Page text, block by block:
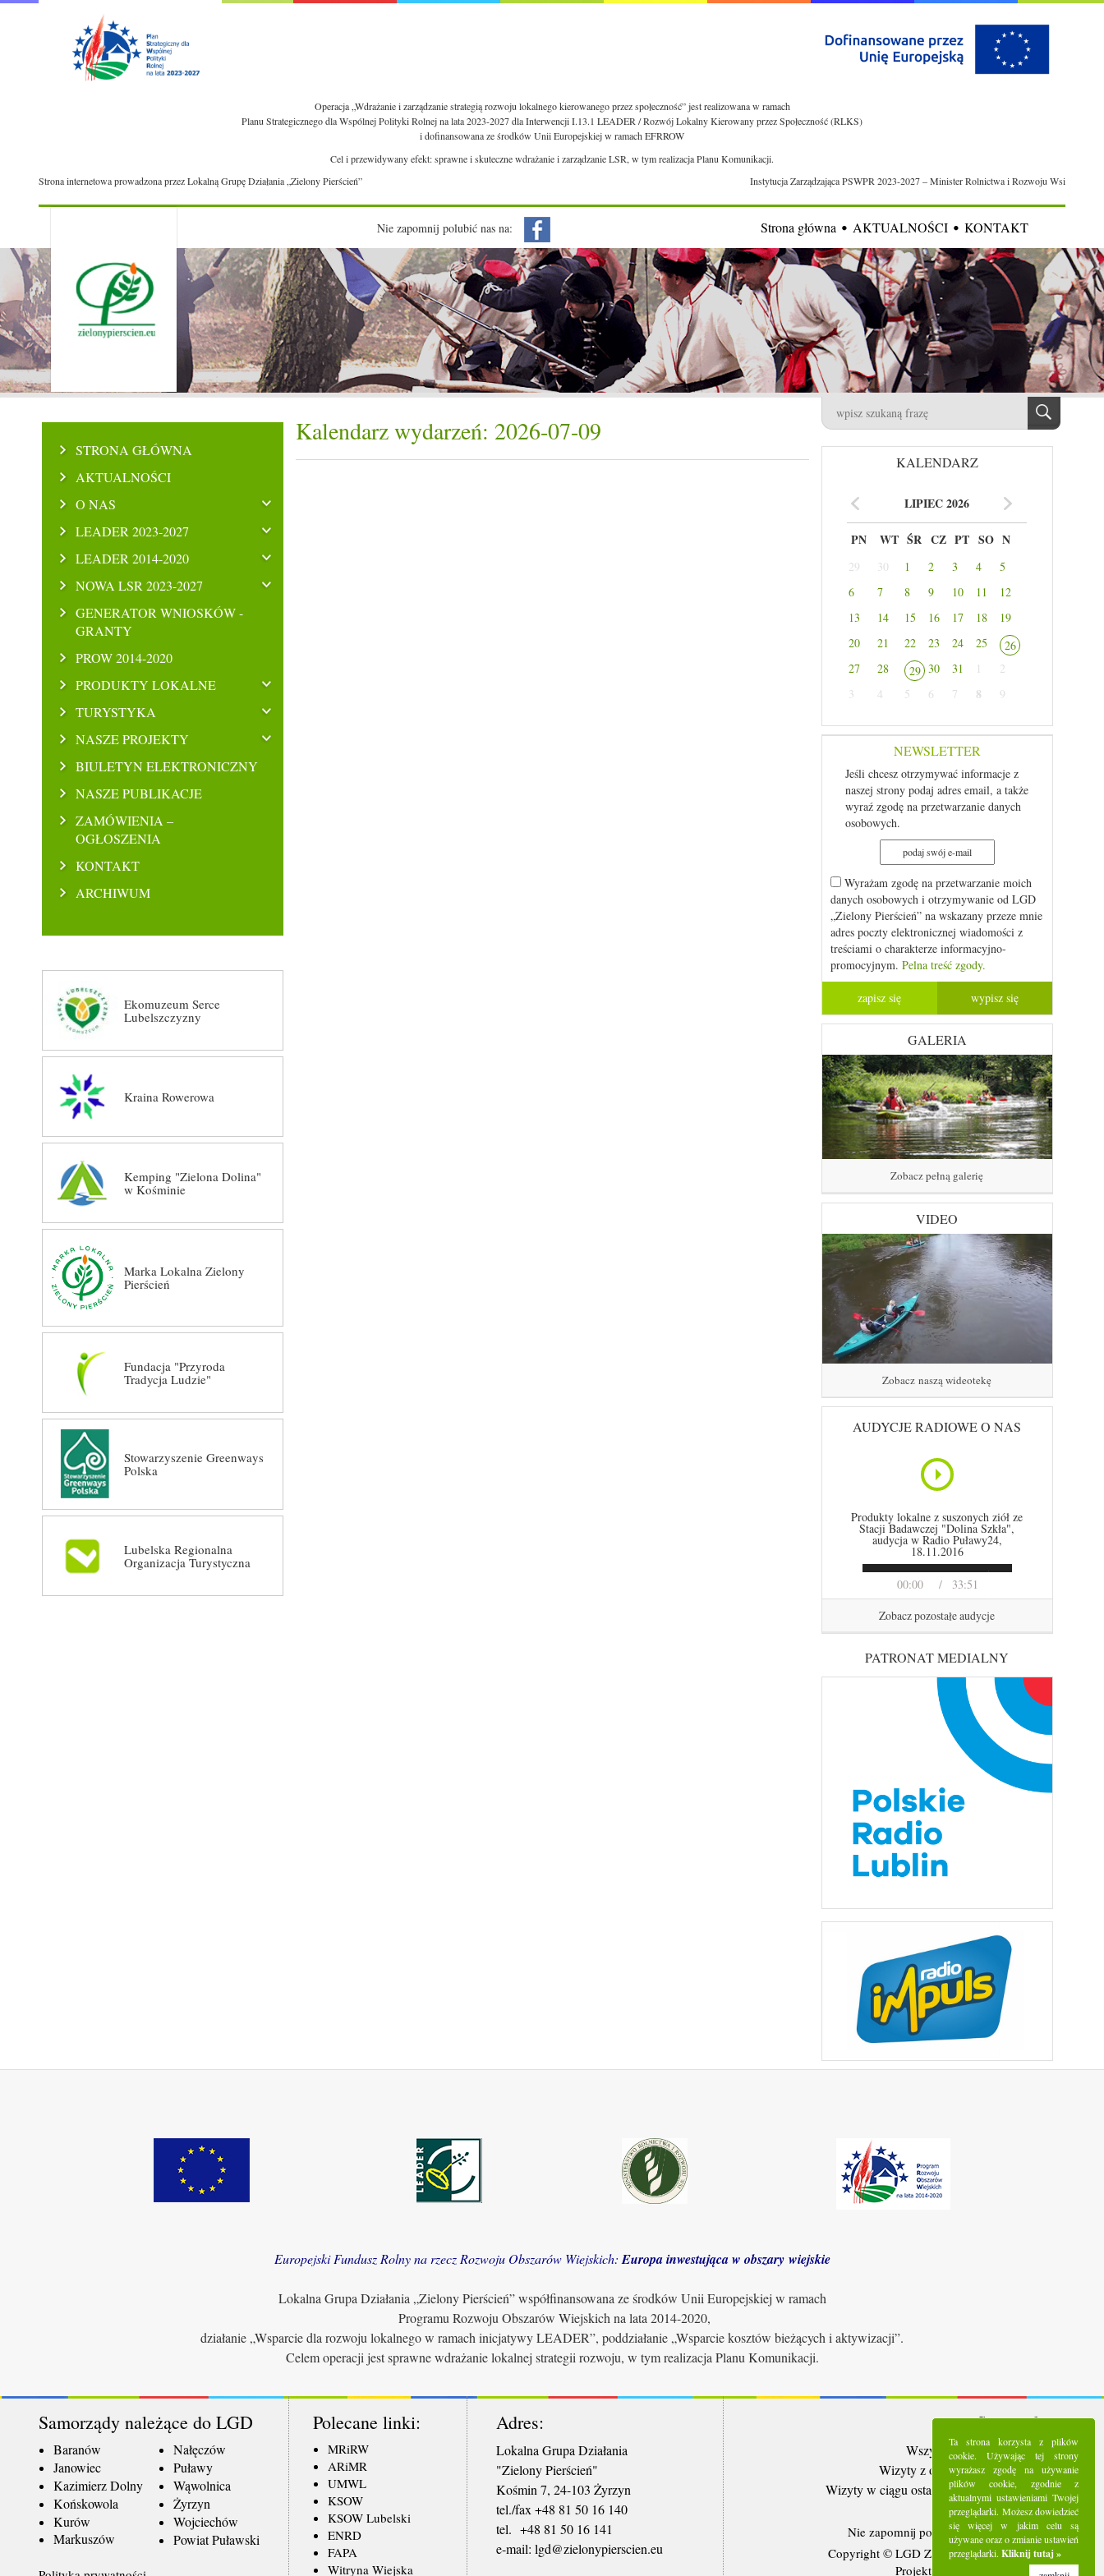
Operacja „Wdrażanie i zarządzanie strategią rozwoju lokalnego kierowanego przez społeczność” jest realizowana w ramach
Planu Strategicznego dla Wspólnej Polityki Rolnej na lata 2023-2027 dla Interwencji I.13.1 LEADER / Rozwój Lokalny Kierowany przez Społeczność (RLKS)
i dofinansowana ze środków Unii Europejskiej w ramach EFRROW
Cel i przewidywany efekt: sprawne i skuteczne wdrażanie i zarządzanie LSR, w tym realizacja Planu Komunikacji.
Strona internetowa prowadzona przez Lokalną Grupę Działania „Zielony Pierścień”
Instytucja Zarządzająca PSWPR 2023-2027 – Minister Rolnictwa i Rozwoju Wsi
Nie zapomnij polubić nas na: Strona główna AKTUALNOŚCI KONTAKT
STRONA GŁÓWNA
AKTUALNOŚCI
O NAS
LEADER 2023-2027
LEADER 2014-2020
NOWA LSR 2023-2027
GENERATOR WNIOSKÓW -
GRANTY
PROW 2014-2020
PRODUKTY LOKALNE
TURYSTYKA
NASZE PROJEKTY
BIULETYN ELEKTRONICZNY
NASZE PUBLIKACJE
ZAMÓWIENIA –
OGŁOSZENIA
KONTAKT
ARCHIWUM
Ekomuzeum Serce
Lubelszczyzny
Kraina Rowerowa
Kemping "Zielona Dolina"
w Kośminie
Marka Lokalna Zielony
Pierścień
Fundacja "Przyroda
Tradycja Ludzie"
Stowarzyszenie Greenways
Polska
Lubelska Regionalna
Organizacja Turystyczna
Kalendarz wydarzeń: 2026-07-09
KALENDARZ
LIPIEC 2026
PN WT ŚR CZ PT SO N
29 30 1 2 3 4
5
6
7 8 9 10 11
12
13
14 15 16 17 18
19
20
21 22 23 24 25
26
27
28 29 30 31 1
2
3
4 5 6 7 8 9
NEWSLETTER
Jeśli chcesz otrzymywać informacje z
naszej strony podaj adres email, a także
wyraź zgodę na przetwarzanie danych
osobowych.
Wyrażam zgodę na przetwarzanie moich
danych osobowych i otrzymywanie od LGD
„Zielony Pierścień” na wskazany przeze mnie
adres poczty elektronicznej wiadomości z
treściami o charakterze informacyjno-
promocyjnym. Pelna treść zgody.
GALERIA
Zobacz pełną galerię
VIDEO
Zobacz naszą wideotekę
AUDYCJE RADIOWE O NAS
00:00 33:51
Produkty lokalne z suszonych ziół ze
Stacji Badawczej "Dolina Szkła",
audycja w Radio Puławy24,
18.11.2016
Zobacz pozostałe audycje
PATRONAT MEDIALNY
Europejski Fundusz Rolny na rzecz Rozwoju Obszarów Wiejskich: Europa inwestująca w obszary wiejskie
Lokalna Grupa Działania „Zielony Pierścień” współfinansowana ze środków Unii Europejskiej w ramach
Programu Rozwoju Obszarów Wiejskich na lata 2014-2020,
działanie „Wsparcie dla rozwoju lokalnego w ramach inicjatywy LEADER”, poddziałanie „Wsparcie kosztów bieżących i aktywizacji”.
Celem operacji jest sprawne wdrażanie lokalnej strategii rozwoju, w tym realizacja Planu Komunikacji.
Samorządy należące do LGD
Baranów
Janowiec
Kazimierz Dolny
Końskowola
Kurów
Markuszów
Nałęczów
Puławy
Wąwolnica
Żyrzyn
Wojciechów
Powiat Puławski
Polecane linki:
MRiRW
ARiMR
UMWL
KSOW
KSOW Lubelski
ENRD
FAPA
Witryna Wiejska
Adres:
Lokalna Grupa Działania
"Zielony Pierścień"
Kośmin 7, 24-103 Żyrzyn
tel./fax +48 81 50 16 140
tel. +48 81 50 16 141
​e-mail: lgd@zielonypierscien.eu
Statystyki:
Wszystkie wizyty: 5291204
Wizyty z ostatnich 30 dni: 95048
Wizyty w ciągu ostatniego tygodnia:
22252
Użytkownicy online: 5
Nie zapomnij polubić nas na Facebooku
Copyright © LGD Zielony Pierścień - 2016.
Projekt i wykonanie - Freeline.
Ta strona korzysta z plików
cookie. Używając tej strony
wyrażasz zgodę na używanie
plików cookie, zgodnie z
aktualnymi ustawieniami Twojej
przeglądarki. Możesz dowiedzieć
się więcej w jakim celu są
używane oraz o zmianie ustawień
przeglądarki. Kliknij tutaj »